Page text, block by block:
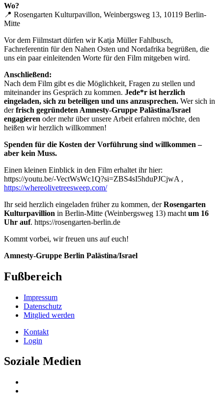
Wo?
📍 Rosengarten Kulturpavillon, Weinbergsweg 13, 10119 Berlin-
Mitte
Vor dem Fiilmstart dürfen wir Katja Müller Fahlbusch,
Fachreferentin für den Nahen Osten und Nordafrika begrüßen, die
uns ein paar einleitenden Worte für den Film mitgeben wird.
Anschließend:
Nach dem Film gibt es die Möglichkeit, Fragen zu stellen und
miteinander ins Gespräch zu kommen. Jede*r ist herzlich
eingeladen, sich zu beteiligen und uns anzusprechen. Wer sich in
derfrisch gegründeten Amnesty-Gruppe Palästina/Israel
engagieren oder mehr über unsere Arbeit erfahren möchte, den
heißen wir herzlich willkommen!
Spenden für die Kosten der Vorführung sind willkommen –
aber kein Muss.
Einen kleinen Einblick in den Film erhaltet ihr hier:
https://youtu.be/-VectWsWc1Q?si=ZBS4sI5hduPJCjwA ,
https://whereolivetreesweep.com/
Ihr seid herzlich eingeladen früher zu kommen, derRosengarten
Kulturpavillion in Berlin-Mitte (Weinbergsweg 13) macht um 16
Uhr auf. https://rosengarten-berlin.de
Kommt vorbei, wir freuen uns auf euch!
Amnesty-Gruppe Berlin Palästina/Israel
Fußbereich
Impressum
Datenschutz
Mitglied werden
Kontakt
Login
Soziale Medien